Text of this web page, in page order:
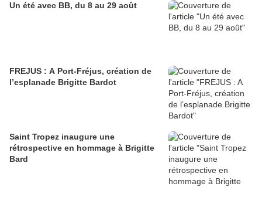
Un été avec BB, du 8 au 29 août
FREJUS : A Port-Fréjus, création de
l’esplanade Brigitte Bardot
Saint Tropez inaugure une
rétrospective en hommage à Brigitte
Bard